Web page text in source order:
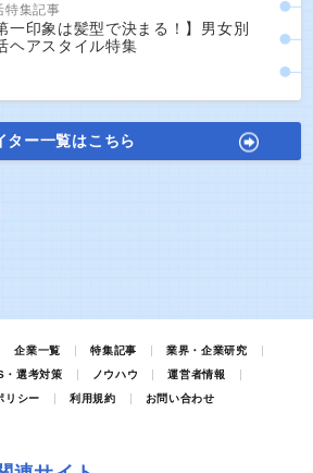
特集記事
一印象は髪型で決まる！】男女別
ヘアスタイル特集
ター一覧はこちら
企業一覧 特集記事
業界・企業研究
・選考対策 ノウハウ
運営者情報
リシー
利用規約 お問い合わせ